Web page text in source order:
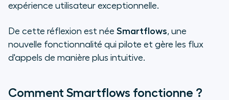
expérience utilisateur exceptionnelle.
De cette réflexion est née Smartflows, une
nouvelle fonctionnalité qui pilote et gère les flux
d'appels de manière plus intuitive.
Comment Smartflows fonctionne ?